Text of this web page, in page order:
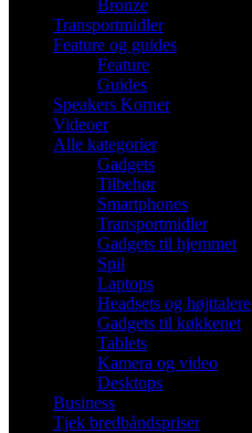
Bronze
Transportmidler
Feature og guides
Feature
Guides
Speakers Korner
Videoer
Alle kategorier
Gadgets
Tilbehør
Smartphones
Transportmidler
Gadgets til hjemmet
Spil
Laptops
Headsets og højttalere
Gadgets til køkkenet
Tablets
Kamera og video
Desktops
Business
Tjek bredbåndspriser